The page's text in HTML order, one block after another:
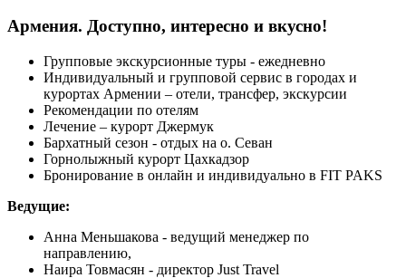
Армения. Доступно, интересно и вкусно!
Групповые экскурсионные туры - ежедневно
Индивидуальный и групповой сервис в городах и
курортах Армении – отели, трансфер, экскурсии
Рекомендации по отелям
Лечение – курорт Джермук
Бархатный сезон - отдых на о. Севан
Горнолыжный курорт Цахкадзор
Бронирование в онлайн и индивидуально в FIT PAKS
Ведущие:
Анна Меньшакова - ведущий менеджер по
направлению,
Наира Товмасян - директор Just Travel